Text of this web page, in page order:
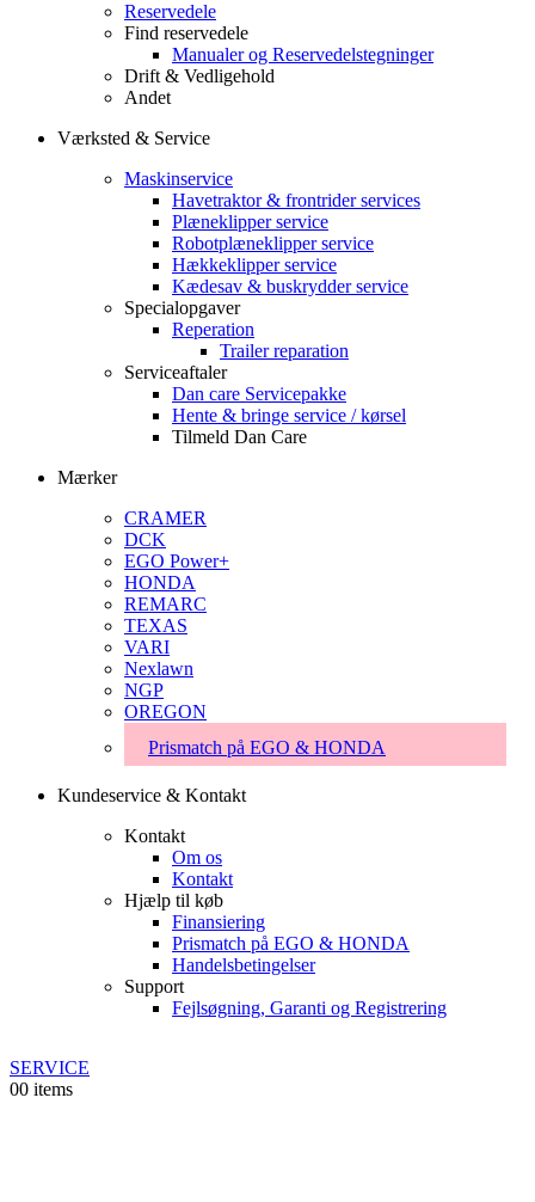
Reservedele
Find reservedele
Manualer og Reservedelstegninger
Drift & Vedligehold
Andet
Værksted & Service
Maskinservice
Havetraktor & frontrider services
Plæneklipper service
Robotplæneklipper service
Hækkeklipper service
Kædesav & buskrydder service
Specialopgaver
Reperation
Trailer reparation
Serviceaftaler
Dan care Servicepakke
Hente & bringe service / kørsel
Tilmeld Dan Care
Mærker
CRAMER
DCK
EGO Power+
HONDA
REMARC
TEXAS
VARI
Nexlawn
NGP
OREGON
Prismatch på EGO & HONDA
Kundeservice & Kontakt
Kontakt
Om os
Kontakt
Hjælp til køb
Finansiering
Prismatch på EGO & HONDA
Handelsbetingelser
Support
Fejlsøgning, Garanti og Registrering
SERVICE
00 items